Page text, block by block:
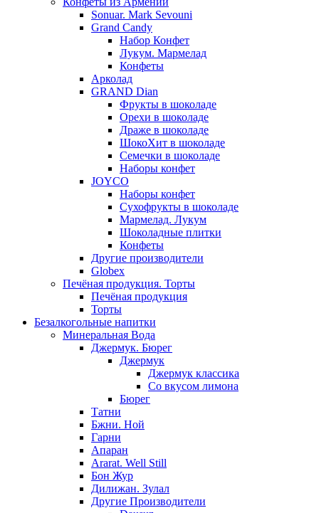
Sonuar. Mark Sevouni
Grand Candy
Набор Конфет
Лукум. Мармелад
Конфеты
Арколад
GRAND Dian
Фрукты в шоколаде
Орехи в шоколаде
Драже в шоколаде
ШокоХит в шоколаде
Семечки в шоколаде
Наборы конфет
JOYCO
Наборы конфет
Сухофрукты в шоколаде
Мармелад. Лукум
Шоколадные плитки
Конфеты
Другие производители
Globex
Печёная продукция. Торты
Печёная продукция
Торты
Безалкогольные напитки
Минеральная Вода
Джермук. Бюрег
Джермук
Джермук классика
Со вкусом лимона
Бюрег
Татни
Бжни. Ной
Гарни
Апаран
Ararat. Well Still
Бон Жур
Дилижан. Зулал
Другие Производители